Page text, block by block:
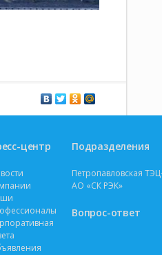
центр Подразделения
Петропавловская
АО «СК РЭК»
Вопрос-ответ